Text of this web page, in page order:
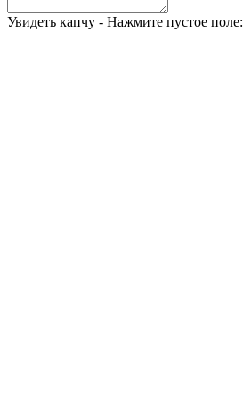
Увидеть капчу - Нажмите пустое поле: